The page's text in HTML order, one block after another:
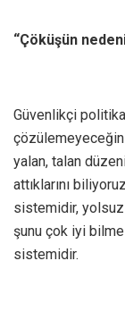
“Çöküşün
Güvenlikçi
yalan, talan
attıklarını
sistemidir,
şunu çok iyi
sistemidir.